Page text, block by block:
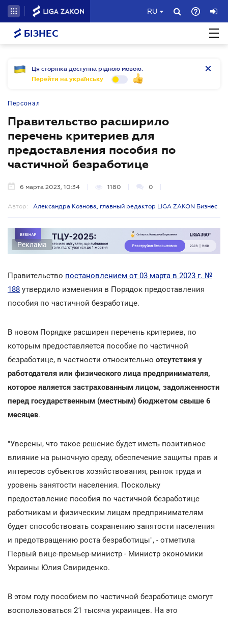
RU
БІЗНЕС
Ця сторінка доступна рідною мовою.
Перейти на українську
Персонал
Правительство расширило
перечень критериев для
предоставления пособия по
частичной безработице
6 марта 2023, 10:34 1180 0
Автор: Александра Кознова, главный редактор LIGA ZAKON Бизнес
Реклама
Правительство постановлением от 03 марта в 2023 г. №
188 утвердило изменения в Порядок предоставления
пособия по частичной безработице.
В новом Порядке расширен перечень критериев, по
которым предоставляется пособие по частичной
безработице, в частности относительно отсутствия у
работодателя или физического лица предпринимателя,
которое является застрахованным лицом, задолженности
перед государственным (местным) бюджетом свыше 6
месяцев.
"Уверены, что такое решение будет иметь позитивное
влияние на рыночную среду, обеспечение защиты прав и
интересов субъектов хозяйствования, рынок труда и
уровень занятости населения. Поскольку
предоставление пособия по частичной безработице
работникам и физическим лицам предпринимателям
будет способствовать сохранению занятости населения
и предотвращению роста безработицы", - отметила
Первый вице-премьер-министр - Министр экономики
Украины Юлия Свириденко.
В этом году пособием по частичной безработице смогут
воспользоваться 21 тысяча украинцев. На это